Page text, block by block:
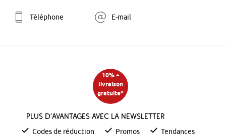
Téléphone E-mail
10% +
livraison
gratuite*
Plus d’avantages avec la newsletter
Codes de réduction Promos Tendances